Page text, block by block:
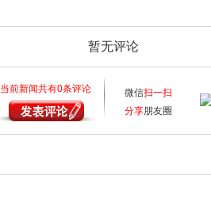
暂无评论
当前新闻共有0条评论 微信扫一扫
分享朋友圈